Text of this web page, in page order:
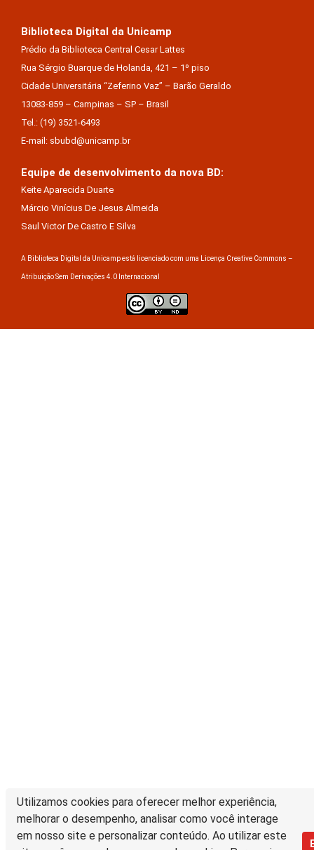
Utilizamos cookies para oferecer melhor experiência,
melhorar o desempenho, analisar como você interage
em nosso site e personalizar conteúdo. Ao utilizar este
Biblioteca Digital da Unicamp
Prédio da Biblioteca Central Cesar Lattes
Rua Sérgio Buarque de Holanda, 421 – 1º piso
Cidade Universitária “Zeferino Vaz” – Barão Geraldo
13083-859 – Campinas – SP – Brasil
Tel.: (19) 3521-6493
E-mail: sbubd@unicamp.br
Equipe de desenvolvimento da nova BD:
Keite Aparecida Duarte
Márcio Vinícius De Jesus Almeida
Saul Victor De Castro E Silva
A Biblioteca Digital da Unicamp está licenciado com uma Licença Creative Commons –
Atribuição Sem Derivações 4.0 Internacional